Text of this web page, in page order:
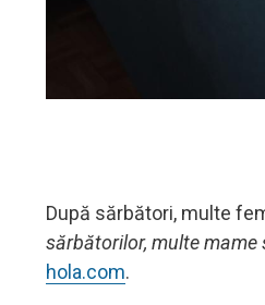
După sărbători, multe
sărbătorilor, multe mame
hola.com.